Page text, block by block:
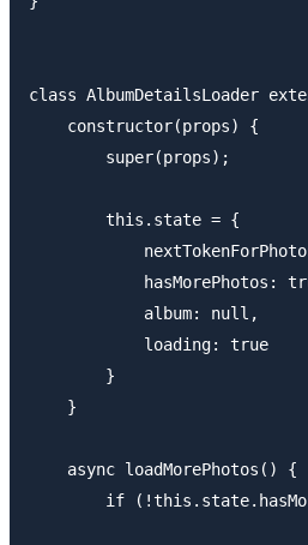
class AlbumDetailsLoader
    constructor(props) {
        super(props);
        this.state = {
hasMorePhotos:
            album: null,
            loading: true
        }
    }
    async loadMorePhotos() {
if